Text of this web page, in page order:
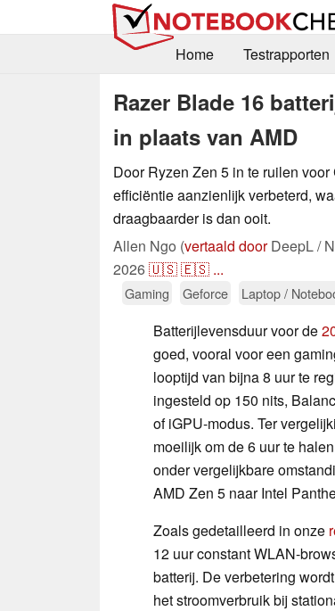
Home
Testrapporten
Razer Blade 16
in plaats van AMD
Door Ryzen Zen 5 in te ruilen
efficiëntie aanzienlijk verbeterd,
draagbaarder is dan ooit.
Allen Ngo (vertaald doorDeepL /
2026🇺🇸🇪🇸 ...
Gaming Geforce Laptop /
Batterijlevensduur voor de
goed, vooral voor een
looptijd van bijna 8 uur te
ingesteld op 150 nits,
of iGPU-modus. Ter
moeilijk om de 6 uur te
onder vergelijkbare
AMD Zen 5 naar Intel
Zoals gedetailleerd in onze
12 uur constant WLAN-
batterij. De verbetering
het stroomverbruik bij